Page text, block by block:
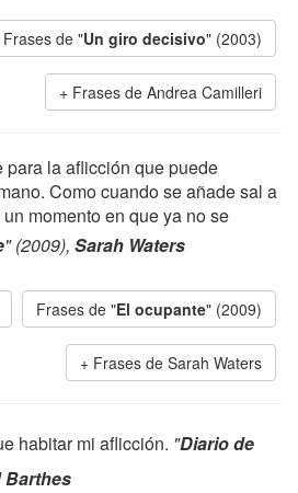
Frases de "Un giro decisivo" (2003)
Frases de Andrea Camilleri
la aflicción que puede
Como cuando se añade sal a
momento en que ya no se
" (2009), Sarah Waters
Frases de "El ocupante" (2009)
Frases de Sarah Waters
habitar mi aflicción. "Diario de
Barthes